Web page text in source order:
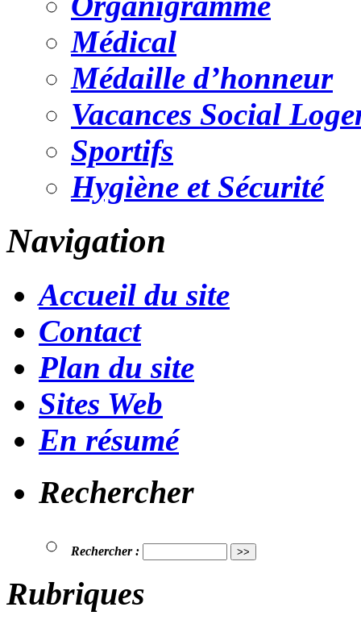
Médical
Médaille d’honneur
Vacances Social
Sportifs
Hygiène et Sécurité
Navigation
Accueil du site
Contact
Plan du site
Sites Web
En résumé
Rechercher
Rechercher :
Rubriques